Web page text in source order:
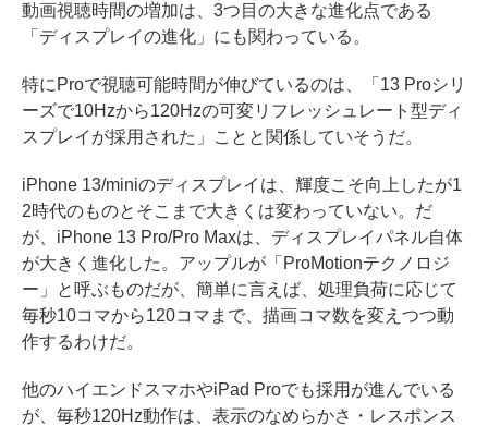
動画視聴時間の増加は、3つ目の大きな進化点である
「ディスプレイの進化」にも関わっている。
特にProで視聴可能時間が伸びているのは、「13 Proシリ
ーズで10Hzから120Hzの可変リフレッシュレート型ディ
スプレイが採用された」ことと関係していそうだ。
iPhone 13/miniのディスプレイは、輝度こそ向上したが1
2時代のものとそこまで大きくは変わっていない。だ
が、iPhone 13 Pro/Pro Maxは、ディスプレイパネル自体
が大きく進化した。アップルが「ProMotionテクノロジ
ー」と呼ぶものだが、簡単に言えば、処理負荷に応じて
毎秒10コマから120コマまで、描画コマ数を変えつつ動
作するわけだ。
他のハイエンドスマホやiPad Proでも採用が進んでいる
が、毎秒120Hz動作は、表示のなめらかさ・レスポンス